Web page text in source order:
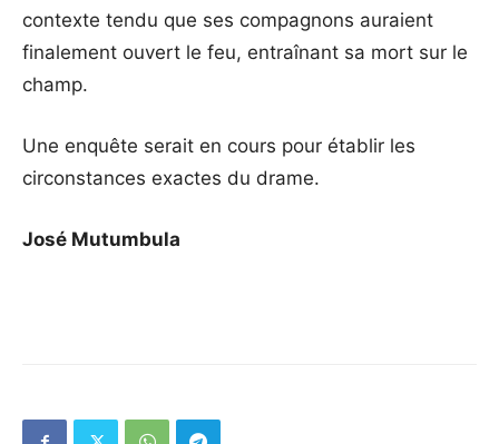
contexte tendu que ses compagnons auraient
finalement ouvert le feu, entraînant sa mort sur le
champ.
Une enquête serait en cours pour établir les
circonstances exactes du drame.
José Mutumbula